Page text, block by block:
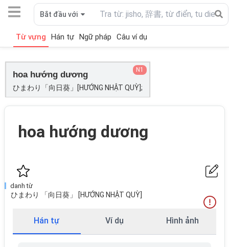
Bắt đầu với
Từ vựng Hán tự Ngữ pháp Câu ví dụ
hoa hướng dương
ひまわり「向日葵」[HƯỚNG NHẬT QUỲ];
N1
hoa hướng dương
danh từ
ひまわり 「向日葵」 [HƯỚNG NHẬT QUỲ]
Hán tự Ví dụ Hình ảnh